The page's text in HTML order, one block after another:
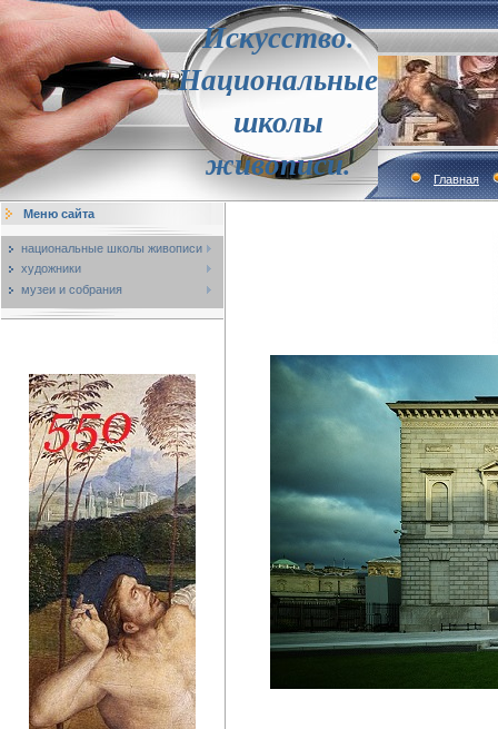
Искусство.
Национальные
школы
живописи.
Главная
Меню сайта
национальные школы живописи
художники
музеи и собрания